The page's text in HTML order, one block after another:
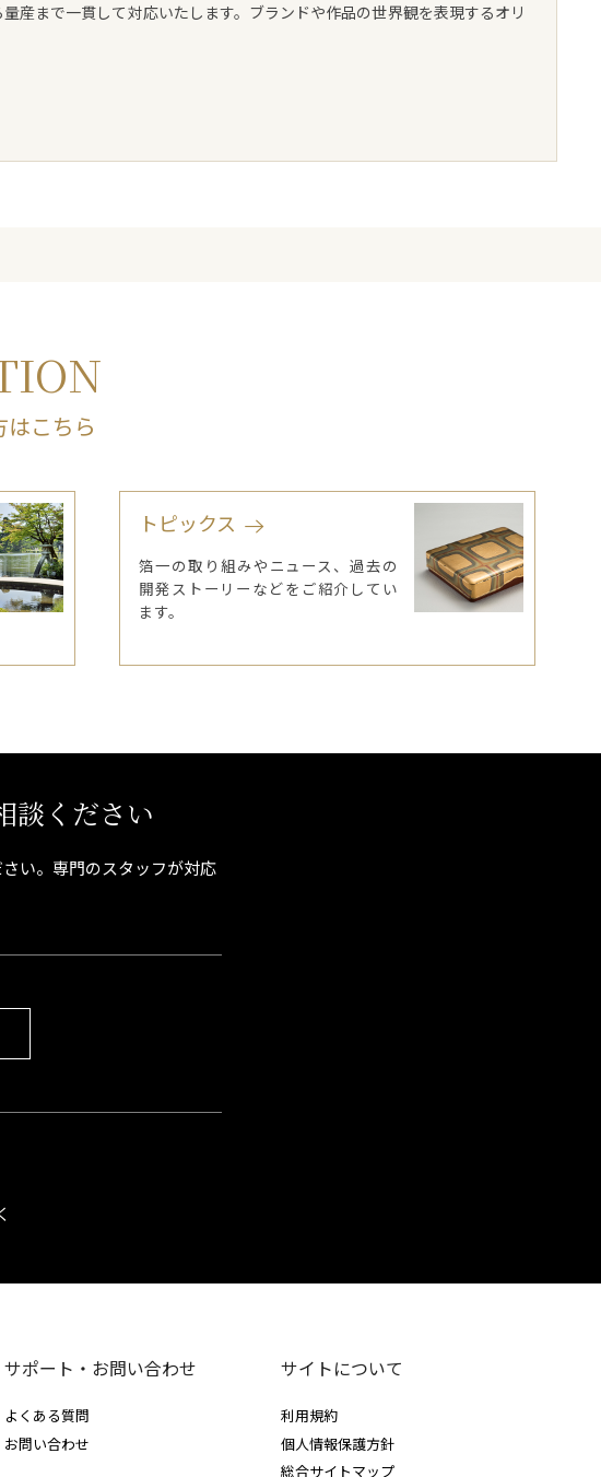
産まで一貫して対応いたします。ブランドや作品の世界観を表現するオリ
こちら
トピックス
箔一の取り組みやニュース、過去の
開発ストーリーなどをご紹介してい
ます。
談ください
い。専門のスタッフが対応
サポート・お問い合わせ
よくある質問
お問い合わせ
サイトについて
利用規約
個人情報保護方針
総合サイトマップ